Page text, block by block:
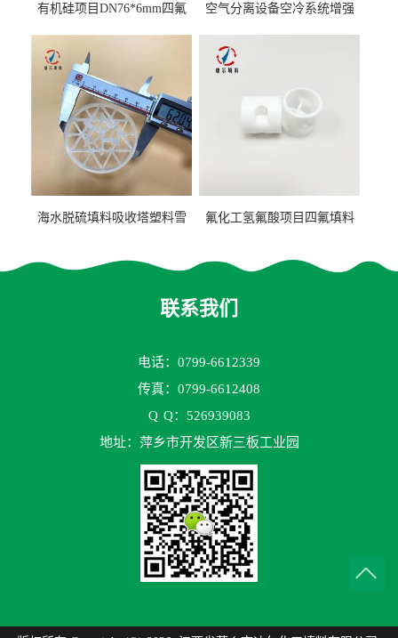
有机硅项目DN76*6mm四氟
空气分离设备空冷系统增强
海水脱硫填料吸收塔塑料雪
氟化工氢氟酸项目四氟填料
蚀
联系我们
电话：0799-6612339
传真：0799-6612408
Q Q：526939083
地址：萍乡市开发区新三板工业园